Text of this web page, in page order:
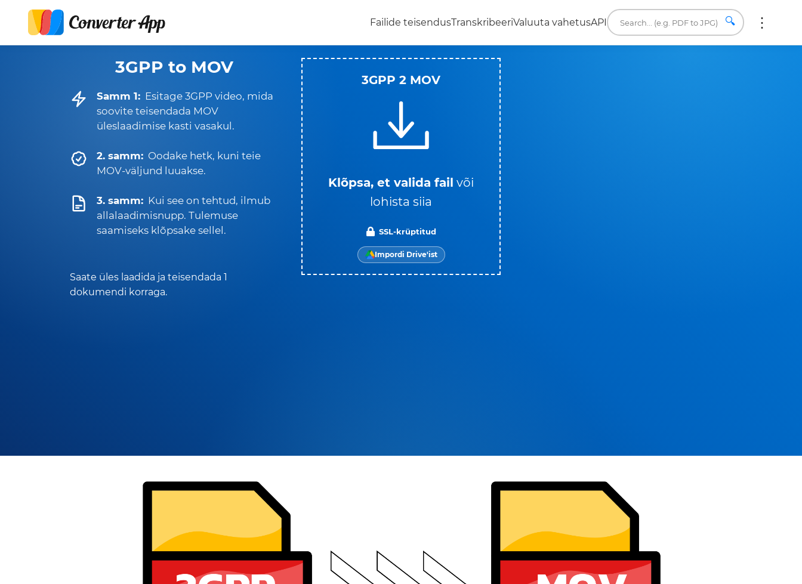
Failide teisendusTranskribeeriValuuta vahetusAPI 🔍
3GPP to MOV
Samm 1: Esitage 3GPP video, mida
soovite teisendada MOV
üleslaadimise kasti vasakul.
2. samm: Oodake hetk, kuni teie
MOV-väljund luuakse.
3. samm: Kui see on tehtud, ilmub
allalaadimisnupp. Tulemuse
saamiseks klõpsake sellel.
Saate üles laadida ja teisendada 1
dokumendi korraga.
3GPP 2 MOV
Klõpsa, et valida fail või
lohista siia
SSL-krüptitud
Impordi Drive'ist